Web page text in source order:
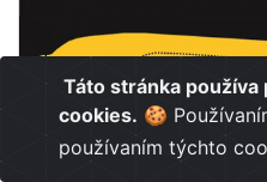
Táto stránka
cookies. 🍪
používaním týchto